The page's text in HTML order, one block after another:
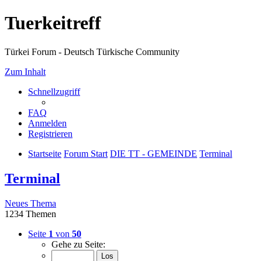
Tuerkeitreff
Türkei Forum - Deutsch Türkische Community
Zum Inhalt
Schnellzugriff
FAQ
Anmelden
Registrieren
Startseite Forum Start DIE TT - GEMEINDE Terminal
Terminal
Neues Thema
1234 Themen
Seite 1 von 50
Gehe zu Seite: